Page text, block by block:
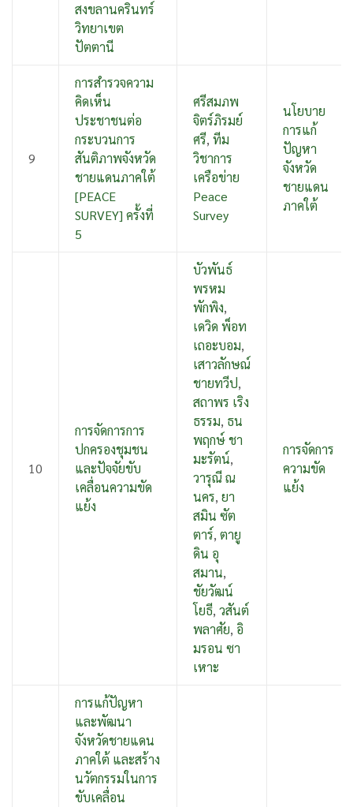
สงขลานครินทร์
วิทยาเขต
ปัตตานี
9
การสำรวจความ
คิดเห็น
ประชาชนต่อ
กระบวนการ
สันติภาพจังหวัด
ชายแดนภาคใต้
[PEACE
SURVEY] ครั้งที่
5
ศรีสมภพ
จิตร์ภิรมย์
ศรี, ทีม
วิชาการ
เครือข่าย
Peace
Survey
นโยบาย
การแก้
ปัญหา
จังหวัด
ชายแดน
ภาคใต้
10
การจัดการการ
ปกครองชุมชน
และปัจจัยขับ
เคลื่อนความขัด
แย้ง
บัวพันธ์
พรหม
พักพิง,
เดวิด พ็อท
เถอะบอม,
เสาวลักษณ์
ชายทวีป,
สถาพร เริง
ธรรม, ธน
พฤกษ์ ชา
มะรัตน์,
วารุณี ณ
นคร, ยา
สมิน ซัต
ตาร์, ตายู
ดิน อุ
สมาน,
ชัยวัฒน์
โยธี, วสันต์
พลาศัย, อิ
มรอน ซา
เหาะ
การจัดการ
ความขัด
แย้ง
การแก้ปัญหา
และพัฒนา
จังหวัดชายแดน
ภาคใต้ และสร้าง
นวัตกรรมในการ
ขับเคลื่อน